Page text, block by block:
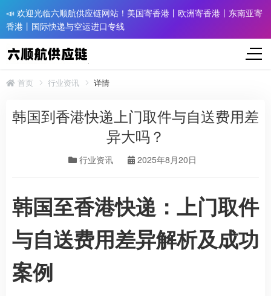
📣 欢迎光临六顺航供应链网站！美国寄香港丨欧洲寄香港丨东南亚寄
香港丨国际快递与空运进口专线
首页 行业资讯 详情
韩国到香港快递上门取件与自送费用差
异大吗？
行业资讯 2025年8月20日
韩国至香港快递：上门取件
与自送费用差异解析及成功
案例